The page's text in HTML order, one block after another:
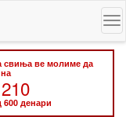
свиња ве молиме да
600 денари